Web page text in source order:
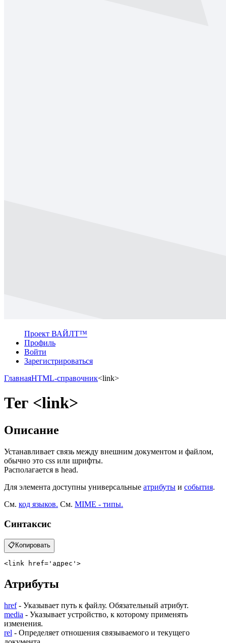
Проект ВАЙЛТ™
Профиль
Войти
Зарегистрироваться
ГлавнаяHTML-справочник<link>
Тег <link>
Описание
Устанавливает связь между внешним документом и файлом,
обычно это css или шрифты.
Располагается в head.
Для элемента доступны универсальные атрибуты и события.
См. код языков. См. MIME - типы.
Синтаксис
📋 Копировать
<link href= 'адрес' >
Атрибуты
href- Указывает путь к файлу. Обязательный атрибут.
media - Указывает устройство, к которому применять
изменения.
rel - Определяет отношения связываемого и текущего